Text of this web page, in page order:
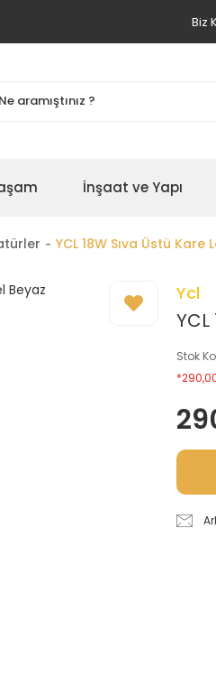
Biz
İnşaat ve Yapı
YCL 18W Sıva Üstü Kare
Ycl
Stok